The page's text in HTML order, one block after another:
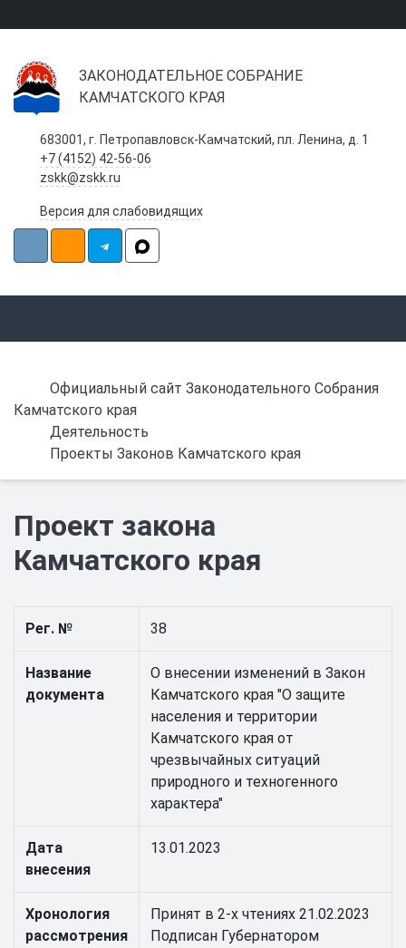
ЗАКОНОДАТЕЛЬНОЕ СОБРАНИЕ
КАМЧАТСКОГО КРАЯ
683001, г. Петропавловск-Камчатский, пл. Ленина, д. 1
+7 (4152) 42-56-06
zskk@zskk.ru
Версия для слабовидящих
Официальный сайт Законодательного Собрания
Камчатского края
Деятельность
Проекты Законов Камчатского края
Проект закона
Камчатского края
Рег. № 38
Название
документа
О внесении изменений в Закон
Камчатского края "О защите
населения и территории
Камчатского края от
чрезвычайных ситуаций
природного и техногенного
характера"
Дата
внесения
13.01.2023
Хронология
рассмотрения
Принят в 2-х чтениях 21.02.2023
Подписан Губернатором